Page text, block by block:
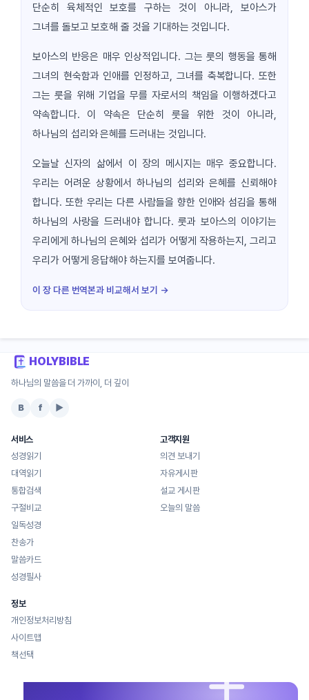
단순히 육체적인 보호를 구하는 것이 아니라, 보아스가
그녀를 돌보고 보호해 줄 것을 기대하는 것입니다.
보아스의 반응은 매우 인상적입니다. 그는 룻의 행동을 통해
그녀의 현숙함과 인애를 인정하고, 그녀를 축복합니다. 또한
그는 룻을 위해 기업을 무를 자로서의 책임을 이행하겠다고
약속합니다. 이 약속은 단순히 룻을 위한 것이 아니라,
하나님의 섭리와 은혜를 드러내는 것입니다.
오늘날 신자의 삶에서 이 장의 메시지는 매우 중요합니다.
우리는 어려운 상황에서 하나님의 섭리와 은혜를 신뢰해야
합니다. 또한 우리는 다른 사람들을 향한 인애와 섬김을 통해
하나님의 사랑을 드러내야 합니다. 룻과 보아스의 이야기는
우리에게 하나님의 은혜와 섭리가 어떻게 작용하는지, 그리고
우리가 어떻게 응답해야 하는지를 보여줍니다.
이 장 다른 번역본과 비교해서 보기 →
HOLYBIBLE
하나님의 말씀을 더 가까이, 더 깊이
B f ▶
서비스
성경읽기
대역읽기
통합검색
구절비교
일독성경
찬송가
말씀카드
성경필사
고객지원
의견 보내기
자유게시판
설교 게시판
오늘의 말씀
정보
개인정보처리방침
사이트맵
책선택